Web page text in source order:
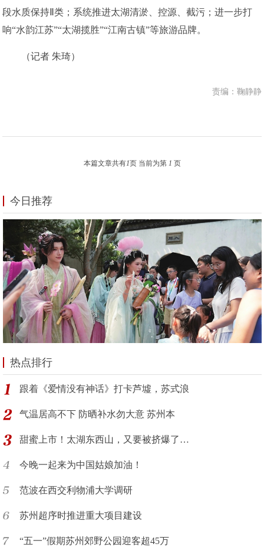
段水质保持Ⅱ类；系统推进太湖清淤、控源、截污；进一步打
响“水韵江苏”“太湖揽胜”“江南古镇”等旅游品牌。
（记者 朱琦）
责编：鞠静静
本篇文章共有1页 当前为第 1 页
今日推荐
热点排行
跟着《爱情没有神话》打卡芦墟，苏式浪
气温居高不下 防晒补水勿大意 苏州本
甜蜜上市！太湖东西山，又要被挤爆了…
今晚一起来为中国姑娘加油！
范波在西交利物浦大学调研
苏州超序时推进重大项目建设
“五一”假期苏州郊野公园迎客超45万